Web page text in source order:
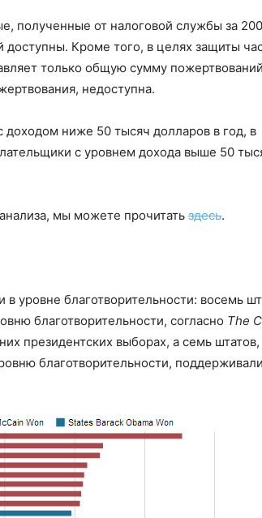
полученные от налоговой службы за
Кроме того, в целях защиты
только общую сумму
недоступна.
ниже 50 тысяч долларов в год, в
с уровнем дохода выше 50
мы можете прочитать здесь.
уровне благотворительности: восемь
благотворительности, согласно The
президентских выборах, а семь штатов,
благотворительности,